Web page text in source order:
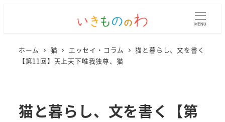
MENU
ホーム 猫 エッセイ・コラム
猫と暮らし、文を書く
【第11回】天上天下唯我独尊、猫
猫と暮らし、文を書く【第